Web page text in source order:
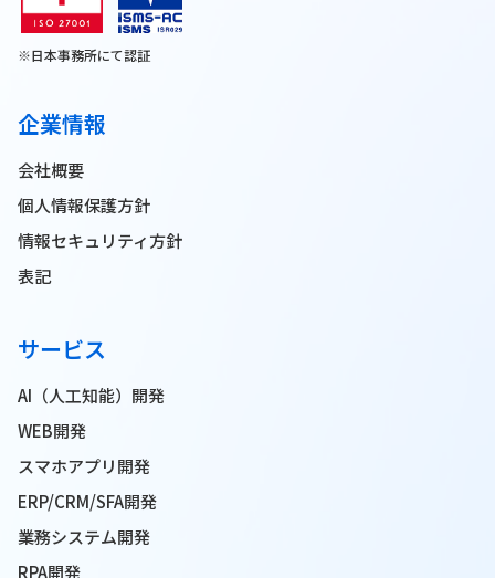
※日本事務所にて認証
企業情報
会社概要
個人情報保護方針
情報セキュリティ方針
表記
サービス
AI（人工知能）開発
WEB開発
スマホアプリ開発
ERP/CRM/SFA開発
業務システム開発
RPA開発